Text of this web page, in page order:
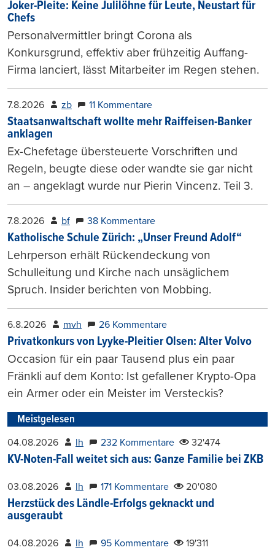
Joker-Pleite: Keine Julilöhne für Leute, Neustart für
Chefs
Personalvermittler bringt Corona als
Konkursgrund, effektiv aber frühzeitig Auffang-
Firma lanciert, lässt Mitarbeiter im Regen stehen.
7.8.2026 zb 11 Kommentare
Staatsanwaltschaft wollte mehr Raiffeisen-Banker
anklagen
Ex-Chefetage übersteuerte Vorschriften und
Regeln, beugte diese oder wandte sie gar nicht
an – angeklagt wurde nur Pierin Vincenz. Teil 3.
7.8.2026 bf 38 Kommentare
Katholische Schule Zürich: „Unser Freund Adolf“
Lehrperson erhält Rückendeckung von
Schulleitung und Kirche nach unsäglichem
Spruch. Insider berichten von Mobbing.
6.8.2026 mvh 26 Kommentare
Privatkonkurs von Lyyke-Pleitier Olsen: Alter Volvo
Occasion für ein paar Tausend plus ein paar
Fränkli auf dem Konto: Ist gefallener Krypto-Opa
ein Armer oder ein Meister im Versteckis?
Meistgelesen
04.08.2026 lh 232 Kommentare 32'474
KV-Noten-Fall weitet sich aus: Ganze Familie bei ZKB
03.08.2026 lh 171 Kommentare 20'080
Herzstück des Ländle-Erfolgs geknackt und
ausgeraubt
04.08.2026 lh 95 Kommentare 19'311